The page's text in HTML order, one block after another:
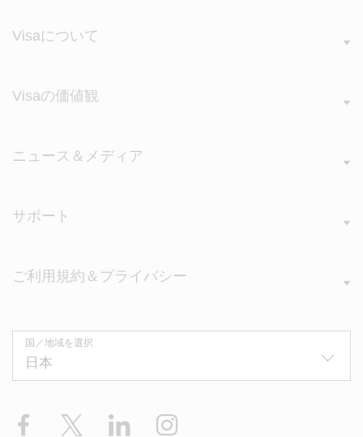
Visaについて
Visaの価値観
ニュース＆メディア
サポート
ご利用規約＆プライバシー
国／地域を選択
Facebook LinkedIn